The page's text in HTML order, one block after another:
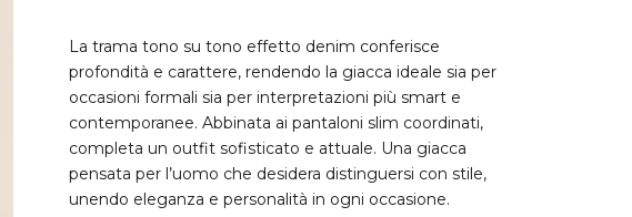
La trama tono su tono effetto denim conferisce
profondità e carattere, rendendo la giacca ideale sia per
occasioni formali sia per interpretazioni più smart e
contemporanee. Abbinata ai pantaloni slim coordinati,
completa un outfit sofisticato e attuale. Una giacca
pensata per l’uomo che desidera distinguersi con stile,
unendo eleganza e personalità in ogni occasione.